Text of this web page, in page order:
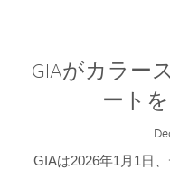
GIAがカラー
ート
GIAは2026年1月1日